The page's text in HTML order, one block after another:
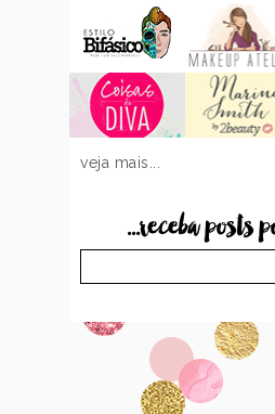
veja mais...
...receba posts